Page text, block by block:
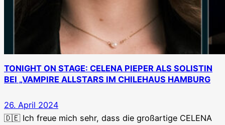
TONIGHT ON STAGE: CELENA PIEPER ALS SOLISTIN
BEI „VAMPIRE ALLSTARS IM CHILEHAUS HAMBURG
26. April 2024
🇩🇪 Ich freue mich sehr, dass die großartige CELENA